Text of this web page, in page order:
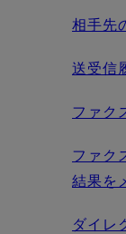
相手先
送受信
ファク
ファク
結果を
ダイレ